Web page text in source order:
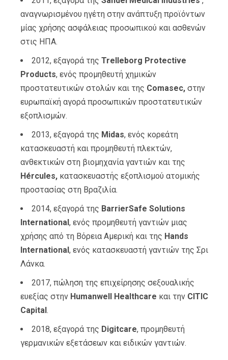
αναγνωρισμένου ηγέτη στην ανάπτυξη προϊόντων
μίας χρήσης ασφάλειας προσωπικού και ασθενών
στις ΗΠΑ.
2012, εξαγορά της Trelleborg Protective
Products, ενός προμηθευτή χημικών
προστατευτικών στολών και της Comasec, στην
ευρωπαϊκή αγορά προσωπικών προστατευτικών
εξοπλισμών.
2013, εξαγορά της Midas, ενός κορεάτη
κατασκευαστή και προμηθευτή πλεκτών,
ανθεκτικών στη βιομηχανία γαντιών και της
Hércules, κατασκευαστής εξοπλισμού ατομικής
προστασίας στη Βραζιλία.
2014, εξαγορά της BarrierSafe Solutions
International , ενός προμηθευτή γαντιών μιας
χρήσης από τη Βόρεια Αμερική και της Hands
International , ενός κατασκευαστή γαντιών της Σρι
Λάνκα.
2017, πώληση της επιχείρησης σεξουαλικής
ευεξίας στην Humanwell Healthcare και την CITIC
Capital .
2018, εξαγορά της Digitcare, προμηθευτή
γερμανικών εξετάσεων και ειδικών γαντιών.